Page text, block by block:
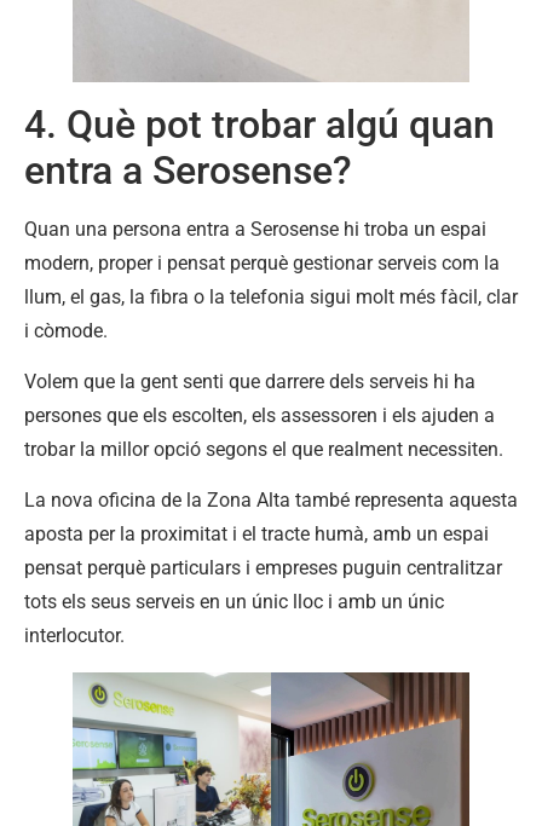
4. Què pot trobar algú quan
entra a Serosense?
Quan una persona entra a Serosense hi troba un espai
modern, proper i pensat perquè gestionar serveis com la
llum, el gas, la fibra o la telefonia sigui molt més fàcil, clar
i còmode.
Volem que la gent senti que darrere dels serveis hi ha
persones que els escolten, els assessoren i els ajuden a
trobar la millor opció segons el que realment necessiten.
La nova oficina de la Zona Alta també representa aquesta
aposta per la proximitat i el tracte humà, amb un espai
pensat perquè particulars i empreses puguin centralitzar
tots els seus serveis en un únic lloc i amb un únic
interlocutor.